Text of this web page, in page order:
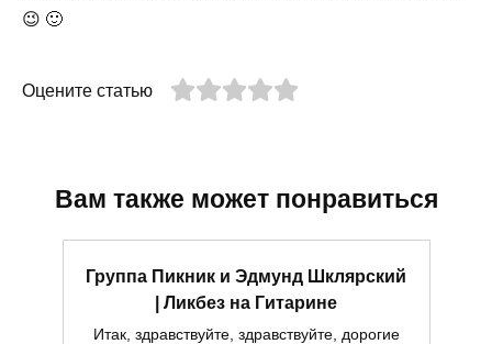
😉 🙂
Оцените статью
Вам также может понравиться
Группа Пикник и Эдмунд Шклярский
| Ликбез на Гитарине
Итак, здравствуйте, здравствуйте, дорогие